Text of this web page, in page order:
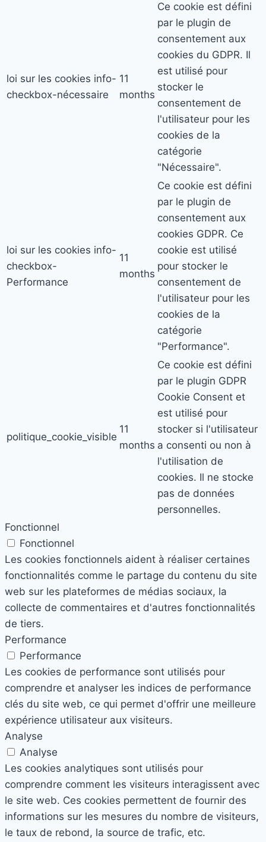
loi sur les cookies info-
checkbox-nécessaire
11
months
Ce cookie est défini
par le plugin de
consentement aux
cookies du GDPR. Il
est utilisé pour
stocker le
consentement de
l'utilisateur pour les
cookies de la
catégorie
"Nécessaire".
loi sur les cookies info-
checkbox-
Performance
11
months
Ce cookie est défini
par le plugin de
consentement aux
cookies GDPR. Ce
cookie est utilisé
pour stocker le
consentement de
l'utilisateur pour les
cookies de la
catégorie
"Performance".
politique_cookie_visible
11
months
Ce cookie est défini
par le plugin GDPR
Cookie Consent et
est utilisé pour
stocker si l'utilisateur
a consenti ou non à
l'utilisation de
cookies. Il ne stocke
pas de données
personnelles.
Fonctionnel
Fonctionnel
Les cookies fonctionnels aident à réaliser certaines
fonctionnalités comme le partage du contenu du site
web sur les plateformes de médias sociaux, la
collecte de commentaires et d'autres fonctionnalités
de tiers.
Performance
Performance
Les cookies de performance sont utilisés pour
comprendre et analyser les indices de performance
clés du site web, ce qui permet d'offrir une meilleure
expérience utilisateur aux visiteurs.
Analyse
Analyse
Les cookies analytiques sont utilisés pour
comprendre comment les visiteurs interagissent avec
le site web. Ces cookies permettent de fournir des
informations sur les mesures du nombre de visiteurs,
le taux de rebond, la source de trafic, etc.